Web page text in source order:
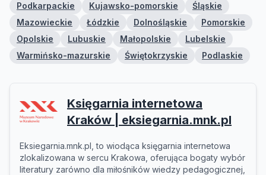
Podkarpackie
Kujawsko-pomorskie
Śląskie
Mazowieckie
Łódzkie Dolnośląskie
Pomorskie
Opolskie
Lubuskie Małopolskie
Lubelskie
Warmińsko-mazurskie
Świętokrzyskie Podlaskie
Księgarnia internetowa
Kraków | eksiegarnia.mnk.pl
Eksiegarnia.mnk.pl, to wiodąca księgarnia internetowa
zlokalizowana w sercu Krakowa, oferująca bogaty wybór
literatury zarówno dla miłośników wiedzy pedagogicznej,